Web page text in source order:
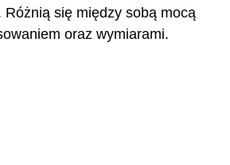
Różnią się między sobą mocą
oraz wymiarami.